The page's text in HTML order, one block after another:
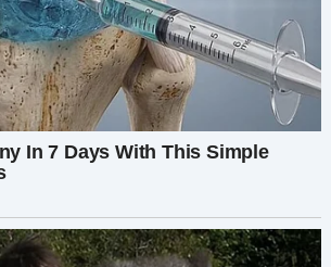
кто такие? — резко спросила
знаю. Уходите, пожалуйста.
что меня ударили в самое
можешь?.. — выдохнула я, едва